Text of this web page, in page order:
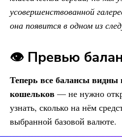
усовершенствованной
она появится в одном из
👁 Превью
Теперь все балансы видны
кошельков — не нужно
узнать, сколько на нём
выбранной базовой валюте.